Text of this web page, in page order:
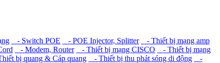
- Switch POE - POE Injector, Splitter
- Thiết bị mạng amp
- Modem, Router - Thiết bị mạng CISCO
- Thiết bị mạng
bị quang & Cáp quang - Thiết bị thu phát sóng di động
-